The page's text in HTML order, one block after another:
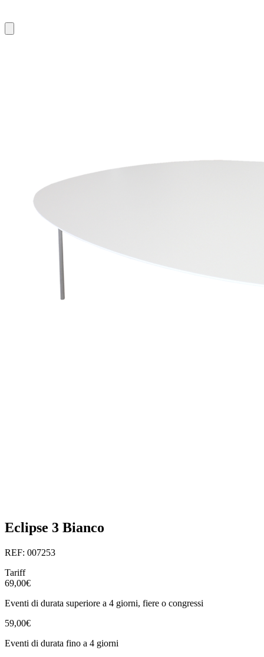
Eclipse 3 Bianco
REF: 007253
Tariff
69,00€
Eventi di durata superiore a 4 giorni, fiere o congressi
59,00€
Eventi di durata fino a 4 giorni